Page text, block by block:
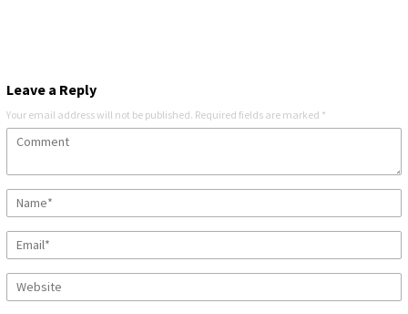
Leave a Reply
Your email address will not be published. Required fields are marked *